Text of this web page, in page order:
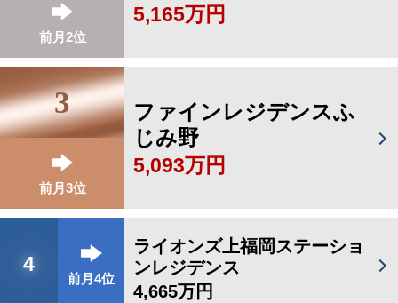
前月2位
5,165万円
3
前月3位
ファインレジデンスふ
じみ野
5,093万円
4
前月4位
ライオンズ上福岡ステーショ
ンレジデンス
4,665万円